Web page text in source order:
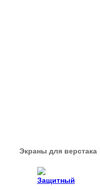
Экраны для верстака